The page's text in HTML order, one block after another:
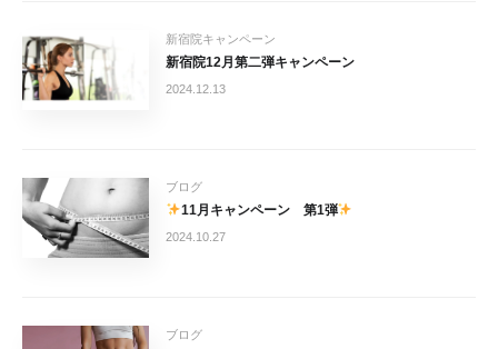
新宿院キャンペーン
新宿院12月第二弾キャンペーン
2024.12.13
ブログ
11月キャンペーン 第1弾
2024.10.27
ブログ